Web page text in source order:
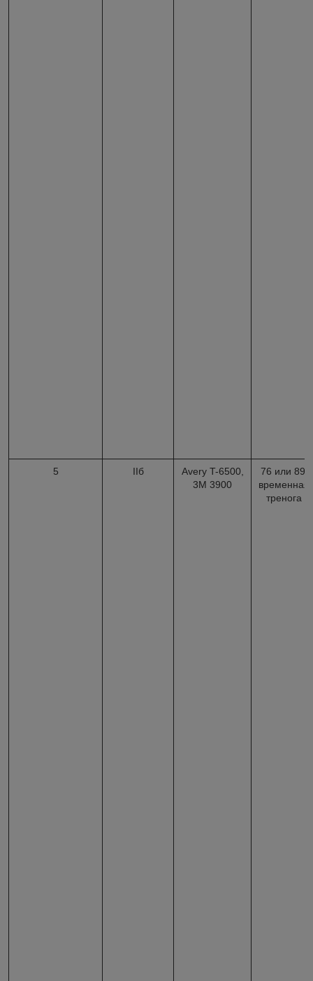
5 IIб
Avery T-6500,
3M 3900
76 или 89,
временная
тренога